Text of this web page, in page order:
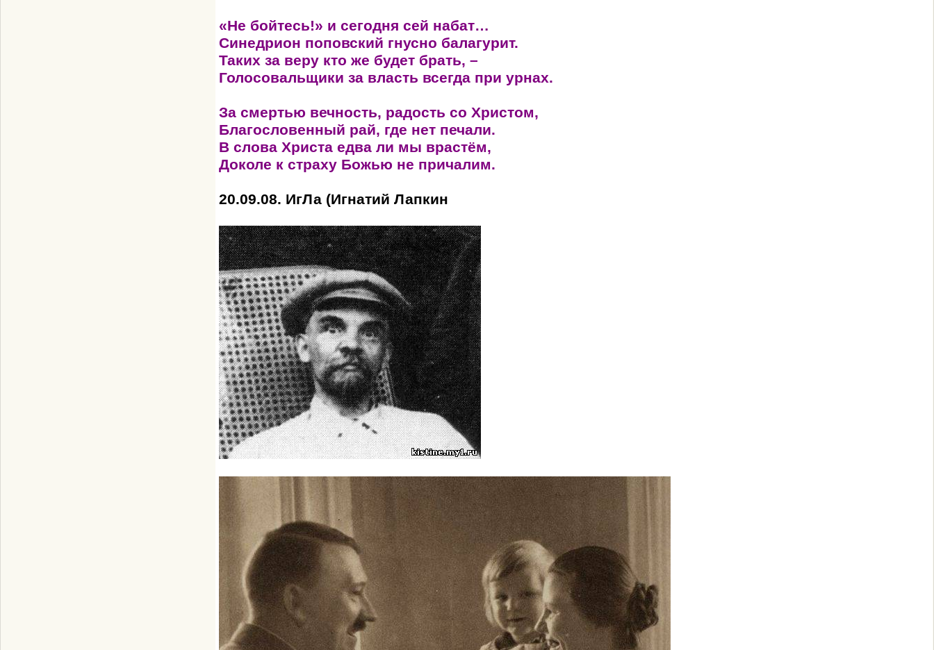
«Не бойтесь!» и сегодня сей набат…
Синедрион поповский гнусно балагурит.
Таких за веру кто же будет брать, –
Голосовальщики за власть всегда при урнах.
За смертью вечность, радость со Христом,
Благословенный рай, где нет печали.
В слова Христа едва ли мы врастём,
Доколе к страху Божью не причалим.
20.09.08. ИгЛа (Игнатий Лапкин